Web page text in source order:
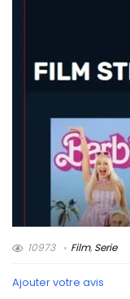
10973 Film, Serie
Ajouter votre avis